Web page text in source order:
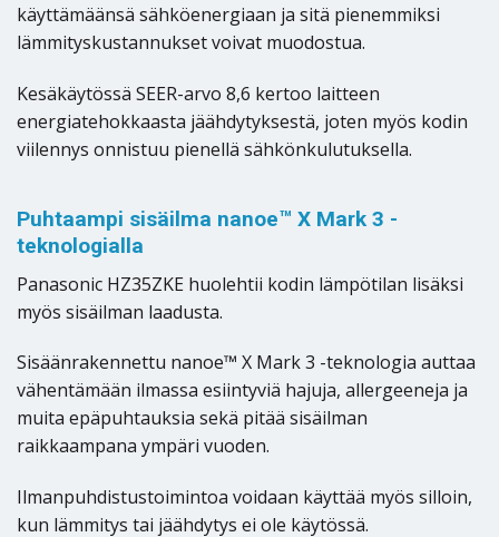
käyttämäänsä sähköenergiaan ja sitä pienemmiksi
lämmityskustannukset voivat muodostua.
Kesäkäytössä SEER-arvo 8,6 kertoo laitteen
energiatehokkaasta jäähdytyksestä, joten myös kodin
viilennys onnistuu pienellä sähkönkulutuksella.
Puhtaampi sisäilma nanoe™ X Mark 3 -
teknologialla
Panasonic HZ35ZKE huolehtii kodin lämpötilan lisäksi
myös sisäilman laadusta.
Sisäänrakennettu nanoe™ X Mark 3 -teknologia auttaa
vähentämään ilmassa esiintyviä hajuja, allergeeneja ja
muita epäpuhtauksia sekä pitää sisäilman
raikkaampana ympäri vuoden.
Ilmanpuhdistustoimintoa voidaan käyttää myös silloin,
kun lämmitys tai jäähdytys ei ole käytössä.